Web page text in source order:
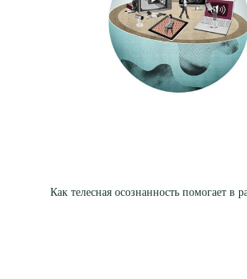
Как телесная осознанность помогает в